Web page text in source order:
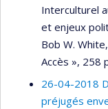
Interculturel
et enjeux
Bob W.
Accès », 258
26-04-2018
préjugés